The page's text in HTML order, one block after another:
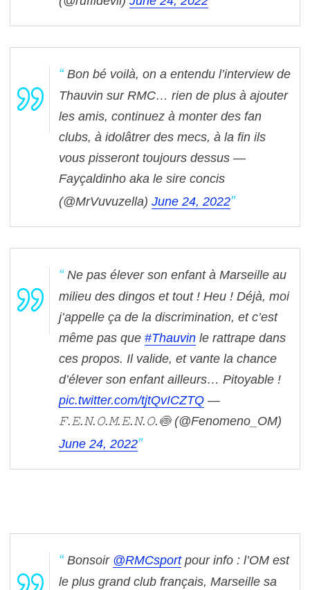
Bon bé voilà, on a entendu l’interview de
Thauvin sur RMC… rien de plus à ajouter
les amis, continuez à monter des fan
clubs, à idolâtrer des mecs, à la fin ils
vous pisseront toujours dessus —
Fayçaldinho aka le sire concis
(@MrVuvuzella) June 24, 2022
Ne pas élever son enfant à Marseille au
milieu des dingos et tout ! Heu ! Déjà, moi
j’appelle ça de la discrimination, et c’est
même pas que #Thauvin le rattrape dans
ces propos. Il valide, et vante la chance
d’élever son enfant ailleurs… Pitoyable !
pic.twitter.com/tjtQvICZTQ —
𝙵.𝙴.𝙽.𝙾.𝙼.𝙴.𝙽.𝙾.🍥 (@Fenomeno_OM)
June 24, 2022
Bonsoir @RMCsportpour info : l’OM est
le plus grand club français, Marseille sa